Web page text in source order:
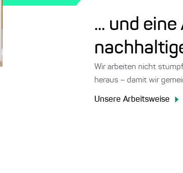
... und
Wir arbeiten nicht
heraus – damit wir
Unsere Arbeitsweise